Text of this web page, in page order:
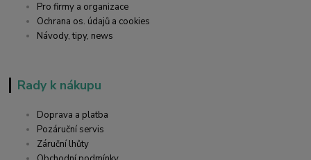
Pro firmy a organizace
Ochrana os. údajů a cookies
Návody, tipy, news
Rady k nákupu
Doprava a platba
Pozáruční servis
Záruční lhůty